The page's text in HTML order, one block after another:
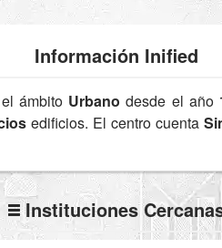
Información Inified
ámbito Urbano desde el año
edificios. El centro cuenta
Instituciones